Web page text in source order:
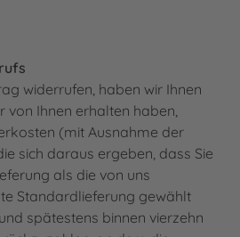
widerrufen, haben wir Ihnen
von Ihnen erhalten haben,
(mit Ausnahme der
sich daraus ergeben, dass Sie
als die von uns
Standardlieferung gewählt
spätestens binnen vierzehn